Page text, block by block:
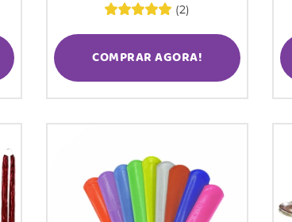
(2)
COMPRAR AGORA!